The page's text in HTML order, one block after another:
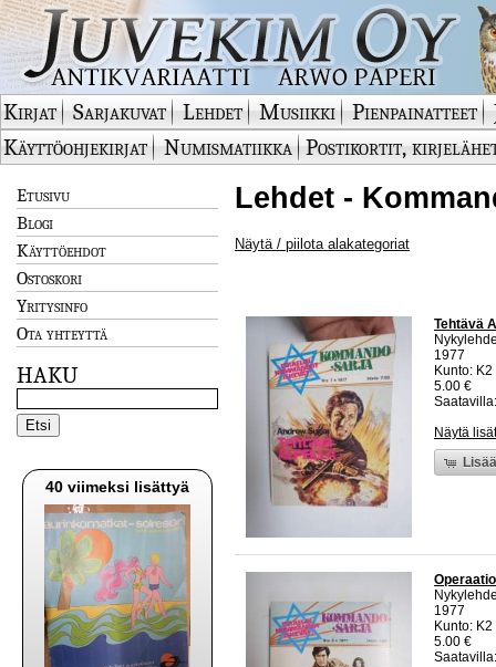
Kirjat Sarjakuvat Lehdet Musiikki Pienpainatteet
Käyttöohjekirjat
Numismatiikka Postikortit,
Etusivu
Blogi
Käyttöehdot
Ostoskori
Yritysinfo
Ota yhteyttä
HAKU
40 viimeksi lisättyä
Lehdet -
Näytä / piilota alakategoriat
Tehtävä
1977
Kunto:
5.00 €
Näytä
1977
Kunto:
5.00 €